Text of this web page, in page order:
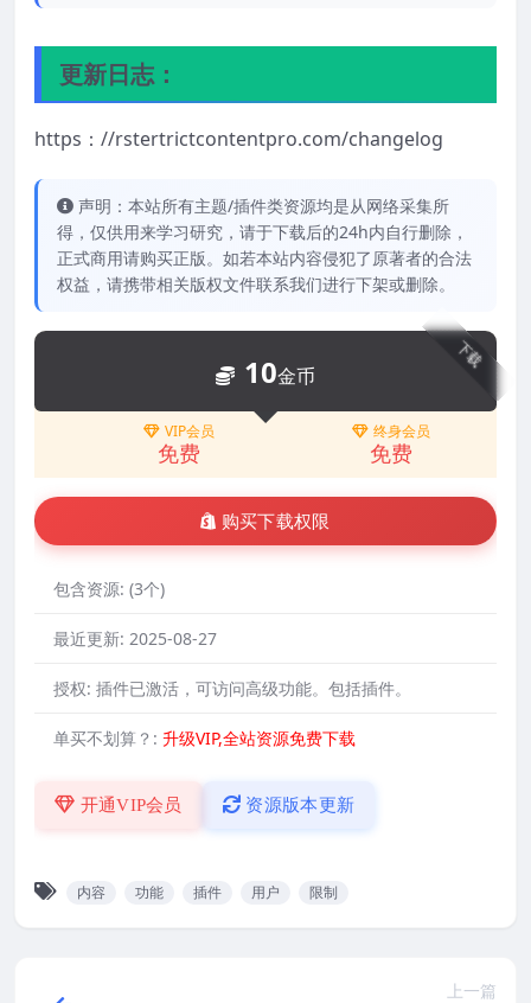
更新日志：
https：//rstertrictcontentpro.com/changelog
声明：本站所有主题/插件类资源均是从网络采集所
得，仅供用来学习研究，请于下载后的24h内自行删除，
正式商用请购买正版。如若本站内容侵犯了原著者的合法
权益，请携带相关版权文件联系我们进行下架或删除。
下载
10金币
VIP会员
免费
终身会员
免费
购买下载权限
包含资源: (3个)
最近更新: 2025-08-27
授权: 插件已激活，可访问高级功能。包括插件。
单买不划算？: 升级VIP,全站资源免费下载
开通VIP会员 资源版本更新
内容 功能 插件 用户 限制
上一篇